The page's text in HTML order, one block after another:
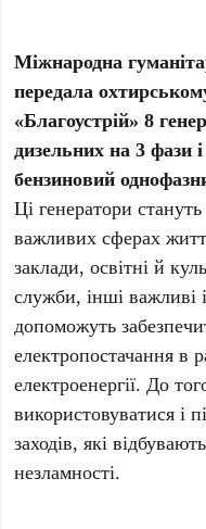
Міжнародна
передала
«Благоустрій» 8
дизельних на 3 фази
бензиновий
Ці генератори
важливих сферах
заклади, освітні й
служби, інші важливі
допоможуть
електропостачання в
електроенергії. До
використовуватися і
заходів, які
незламності.